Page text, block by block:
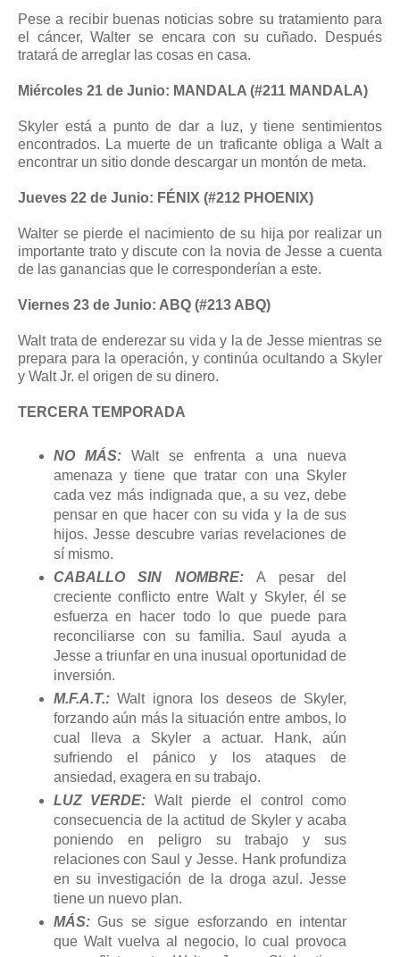
Pese a recibir buenas noticias sobre su tratamiento para
el cáncer, Walter se encara con su cuñado. Después
tratará de arreglar las cosas en casa.
Miércoles 21 de Junio: MANDALA (#211 MANDALA)
Skyler está a punto de dar a luz, y tiene sentimientos
encontrados. La muerte de un traficante obliga a Walt a
encontrar un sitio donde descargar un montón de meta.
Jueves 22 de Junio: FÉNIX (#212 PHOENIX)
Walter se pierde el nacimiento de su hija por realizar un
importante trato y discute con la novia de Jesse a cuenta
de las ganancias que le corresponderían a este.
Viernes 23 de Junio: ABQ (#213 ABQ)
Walt trata de enderezar su vida y la de Jesse mientras se
prepara para la operación, y continúa ocultando a Skyler
y Walt Jr. el origen de su dinero.
TERCERA TEMPORADA
NO MÁS:Walt se enfrenta a una nueva
amenaza y tiene que tratar con una Skyler
cada vez más indignada que, a su vez, debe
pensar en que hacer con su vida y la de sus
hijos. Jesse descubre varias revelaciones de
sí mismo.
CABALLO SIN NOMBRE:A pesar del
creciente conflicto entre Walt y Skyler, él se
esfuerza en hacer todo lo que puede para
reconciliarse con su familia. Saul ayuda a
Jesse a triunfar en una inusual oportunidad de
inversión.
M.F.A.T.:Walt ignora los deseos de Skyler,
forzando aún más la situación entre ambos, lo
cual lleva a Skyler a actuar. Hank, aún
sufriendo el pánico y los ataques de
ansiedad, exagera en su trabajo.
LUZ VERDE: Walt pierde el control como
consecuencia de la actitud de Skyler y acaba
poniendo en peligro su trabajo y sus
relaciones con Saul y Jesse. Hank profundiza
en su investigación de la droga azul. Jesse
tiene un nuevo plan.
MÁS:Gus se sigue esforzando en intentar
que Walt vuelva al negocio, lo cual provoca